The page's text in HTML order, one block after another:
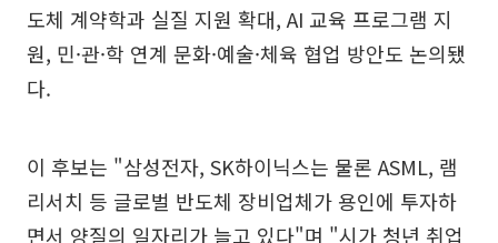
도체 계약학과 실질 지원 확대, AI 교육 프로그램 지
원, 민·관·학 연계 문화·예술·체육 협업 방안도 논의됐
다.
이 후보는 "삼성전자, SK하이닉스는 물론 ASML, 램
리서치 등 글로벌 반도체 장비업체가 용인에 투자하
면서 양질의 일자리가 늘고 있다"며 "시가 청년 취업